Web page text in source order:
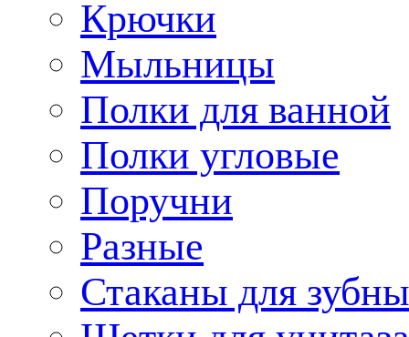
Крючки
Мыльницы
Полки для ванной
Полки угловые
Поручни
Разные
Стаканы для